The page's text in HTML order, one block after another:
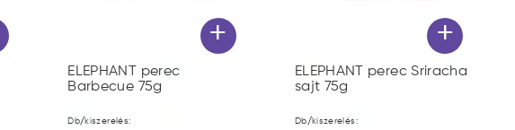
+
ELEPHANT perec
Barbecue 75g
Db/kiszerelés:
+
ELEPHANT perec Sriracha
sajt 75g
Db/kiszerelés: